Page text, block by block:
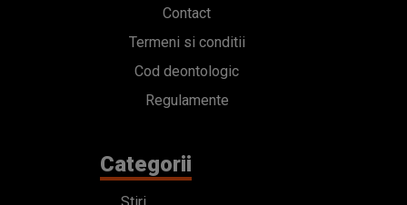
Contact
Termeni si conditii
Cod deontologic
Regulamente
Categorii